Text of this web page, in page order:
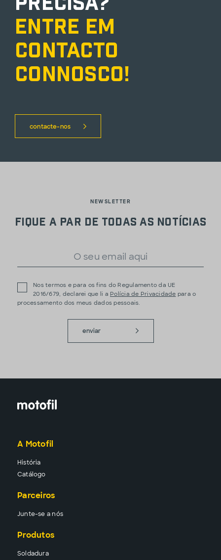
Entre em
contacto
connosco!
contacte-nos
NEWSLETTER
Fique a par de todas as notícias
Nos termos e para os fins do Regulamento da UE
2016/679, declarei que li a Polícia de Privacidade para o
processamento dos meus dados pessoais.
enviar
A Motofil
História
Catálogo
Parceiros
Junte-se a nós
Produtos
Soldadura